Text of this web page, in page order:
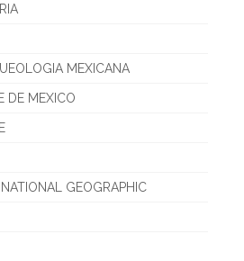
MEXICANA
DE MEXICO
GEOGRAPHIC